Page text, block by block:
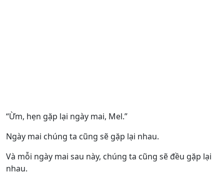
“Ừm, hẹn gặp lại ngày mai, Mel.”
Ngày mai chúng ta cũng sẽ gặp lại nhau.
Và mỗi ngày mai sau này, chúng ta cũng sẽ đều gặp lại
nhau.